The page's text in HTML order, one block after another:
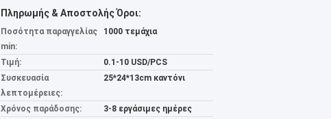
Πληρωμής & Αποστολής Όροι:
Ποσότητα παραγγελίας
min:
1000 τεμάχια
Τιμή:
0.1-10 USD/PCS
Συσκευασία
λεπτομέρειες:
25*24*13cm καντόνι
Χρόνος παράδοσης:
3-8 εργάσιμες ημέρες